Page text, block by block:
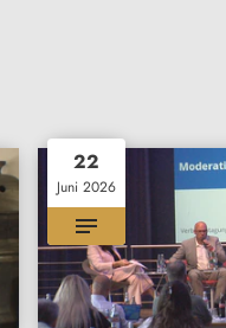
22
Juni 2026